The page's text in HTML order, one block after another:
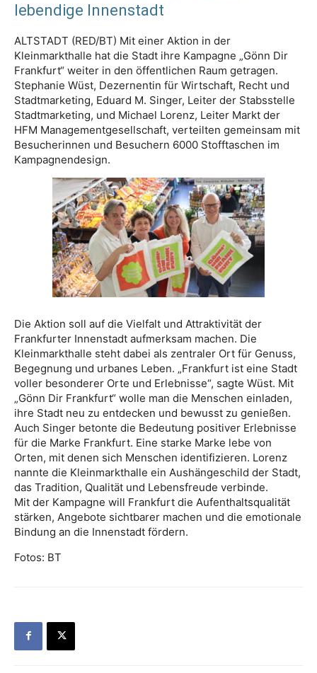
lebendige Innenstadt
ALTSTADT (RED/BT) Mit einer Aktion in der
Kleinmarkthalle hat die Stadt ihre Kampagne „Gönn Dir
Frankfurt“ weiter in den öffentlichen Raum getragen.
Stephanie Wüst, Dezernentin für Wirtschaft, Recht und
Stadtmarketing, Eduard M. Singer, Leiter der Stabsstelle
Stadtmarketing, und Michael Lorenz, Leiter Markt der
HFM Managementgesellschaft, verteilten gemeinsam mit
Besucherinnen und Besuchern 6000 Stofftaschen im
Kampagnendesign.
Die Aktion soll auf die Vielfalt und Attraktivität der
Frankfurter Innenstadt aufmerksam machen. Die
Kleinmarkthalle steht dabei als zentraler Ort für Genuss,
Begegnung und urbanes Leben. „Frankfurt ist eine Stadt
voller besonderer Orte und Erlebnisse“, sagte Wüst. Mit
„Gönn Dir Frankfurt“ wolle man die Menschen einladen,
ihre Stadt neu zu entdecken und bewusst zu genießen.
Auch Singer betonte die Bedeutung positiver Erlebnisse
für die Marke Frankfurt. Eine starke Marke lebe von
Orten, mit denen sich Menschen identifizieren. Lorenz
nannte die Kleinmarkthalle ein Aushängeschild der Stadt,
das Tradition, Qualität und Lebensfreude verbinde.
Mit der Kampagne will Frankfurt die Aufenthaltsqualität
stärken, Angebote sichtbarer machen und die emotionale
Bindung an die Innenstadt fördern.
Fotos: BT